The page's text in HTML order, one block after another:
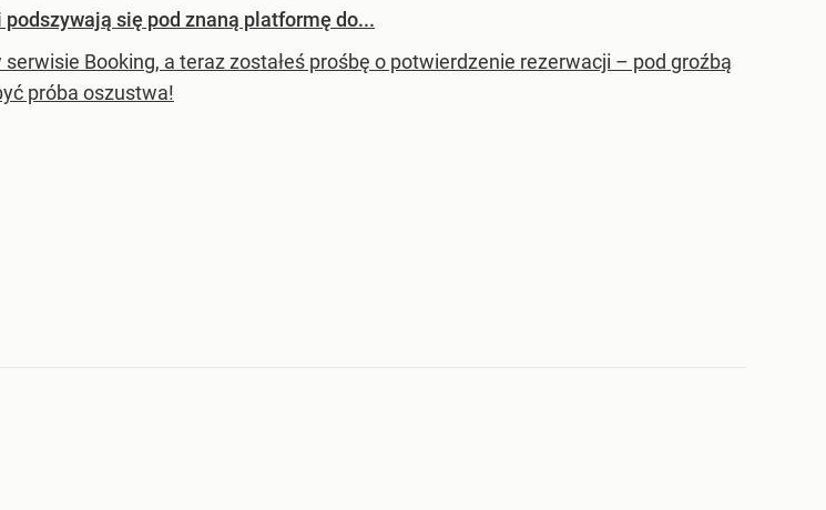
się pod znaną platformę do...
Booking, a teraz zostałeś prośbę o potwierdzenie rezerwacji – pod groźbą
próba oszustwa!